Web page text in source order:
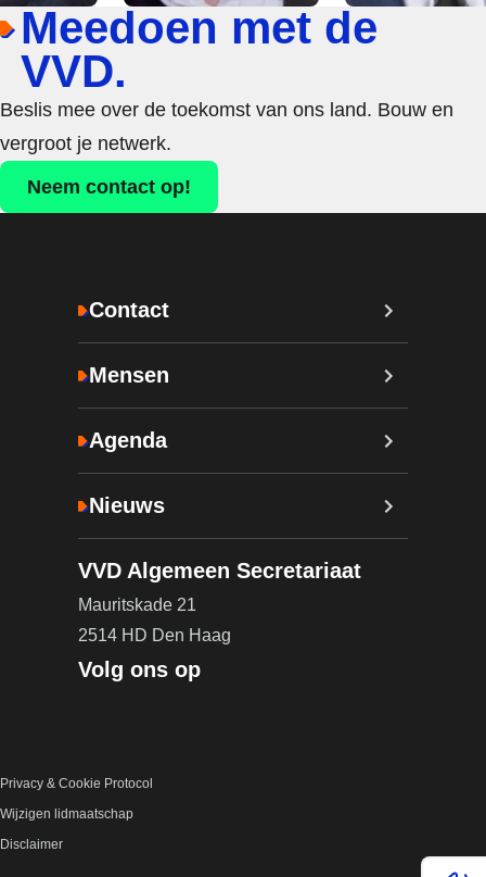
Meedoen met de
VVD.
Beslis mee over de toekomst van ons land. Bouw en
vergroot je netwerk.
Neem contact op!
Contact
Mensen
Agenda
Nieuws
VVD Algemeen Secretariaat
Mauritskade 21
2514 HD Den Haag
Volg ons op
Privacy & Cookie Protocol
Wijzigen lidmaatschap
Disclaimer